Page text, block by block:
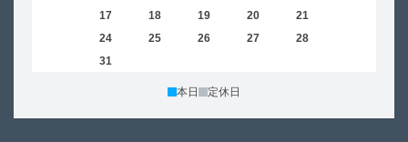
17 18 19 20 21
24 25 26 27 28
31
本日 定休日